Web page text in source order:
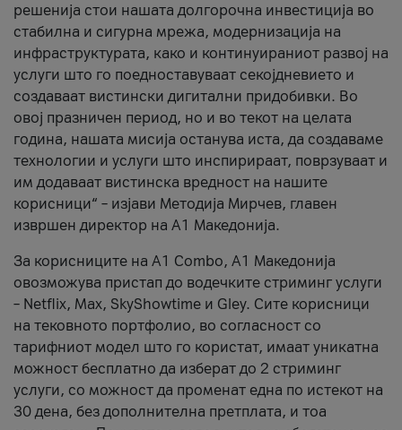
решенија стои нашата долгорочна инвестиција во
стабилна и сигурна мрежа, модернизација на
инфраструктурата, како и континуираниот развој на
услуги што го поедноставуваат секојдневието и
создаваат вистински дигитални придобивки. Во
овој празничен период, но и во текот на целата
година, нашата мисија останува иста, да создаваме
технологии и услуги што инспирираат, поврзуваат и
им додаваат вистинска вредност на нашите
корисници“ – изјави Методија Мирчев, главен
извршен директор на А1 Македонија.
За корисниците на A1 Combo, А1 Македонија
овозможува пристап до водечките стриминг услуги
– Netflix, Max, SkyShowtime и Gley. Сите корисници
на тековното портфолио, во согласност со
тарифниот модел што го користат, имаат уникатна
можност бесплатно да изберат до 2 стриминг
услуги, со можност да променат една по истекот на
30 дена, без дополнителна претплата, и тоа